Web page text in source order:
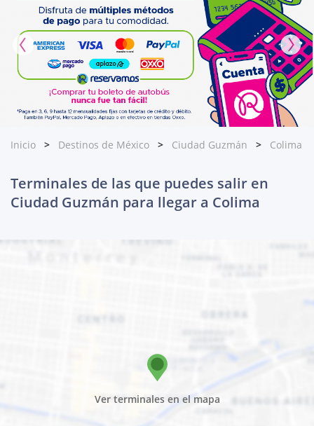
Inicio Destinos de México Ciudad Guzmán Colima
Terminales de las que puedes salir en
Ciudad Guzmán para llegar a Colima
Ver terminales en el mapa